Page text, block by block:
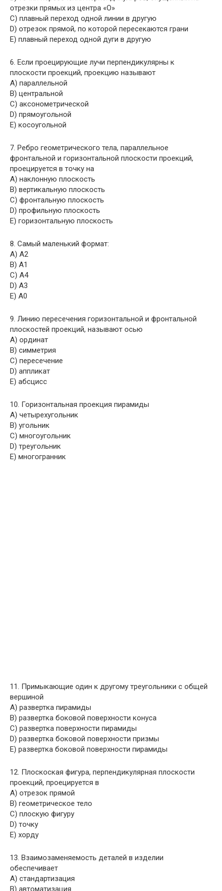
отрезки прямых из центра «О»
C) плавный переход одной линии в другую
D) отрезок прямой, по которой пересекаются грани
E) плавный переход одной дуги в другую
6. Если проецирующие лучи перпендикулярны к
плоскости проекций, проекцию называют
A) параллельной
B) центральной
C) аксонометрической
D) прямоугольной
E) косоугольной
7. Ребро геометрического тела, параллельное
фронтальной и горизонтальной плоскости проекций,
проецируется в точку на
A) наклонную плоскость
B) вертикальную плоскость
C) фронтальную плоскость
D) профильную плоскость
E) горизонтальную плоскость
8. Самый маленький формат:
A) А2
B) А1
C) А4
D) А3
E) А0
9. Линию пересечения горизонтальной и фронтальной
плоскостей проекций, называют осью
A) ординат
B) симметрия
C) пересечение
D) аппликат
E) абсцисс
10. Горизонтальная проекция пирамиды
A) четырехугольник
B) угольник
C) многоугольник
D) треугольник
E) многогранник
11. Примыкающие один к другому треугольники с общей
вершиной
A) развертка пирамиды
B) развертка боковой поверхности конуса
C) развертка поверхности пирамиды
D) развертка боковой поверхности призмы
E) развертка боковой поверхности пирамиды
12. Плоскоская фигура, перпендикулярная плоскости
проекций, проецируется в
A) отрезок прямой
B) геометрическое тело
C) плоскую фигуру
D) точку
E) хорду
13. Взаимозаменяемость деталей в изделии
обеспечивает
A) стандартизация
B) автоматизация